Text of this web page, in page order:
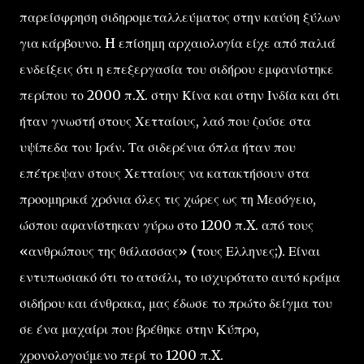
παρείσφρηση σιδηρομεταλλεύματος στην καύση ξύλων
για κάρβουνο. H επίσημη αρχαιολογία είχε από παλιά
ενδείξεις ότι η επεξεργασία του σιδήρου εμφανίστηκε
περίπου το 2000 π.X. στην Κίνα και στην Ινδία και ότι
ήταν γνωστή στους Χετταίους, λαό που ζούσε στα
υψίπεδα του Ιράν. Τα σιδερένια όπλα ήταν που
επέτρεψαν στους Χετταίους να κατακτήσουν στα
προομηρικά χρόνια όλες τις χώρες ως τη Μεσόγειο,
ώσπου αφανίστηκαν γύρω στο 1200 π.X. από τους
«ανθρώπους της θάλασσας» (τους Ελληνες;). Είναι
εντυπωσιακό ότι το ατσάλι, το ισχυρότατο αυτό κράμα
σιδήρου και άνθρακα, μας έδωσε το πρώτο δείγμα του
σε ένα μαχαίρι που βρέθηκε στην Κύπρο,
χρονολογούμενο περί το 1200 π.X.